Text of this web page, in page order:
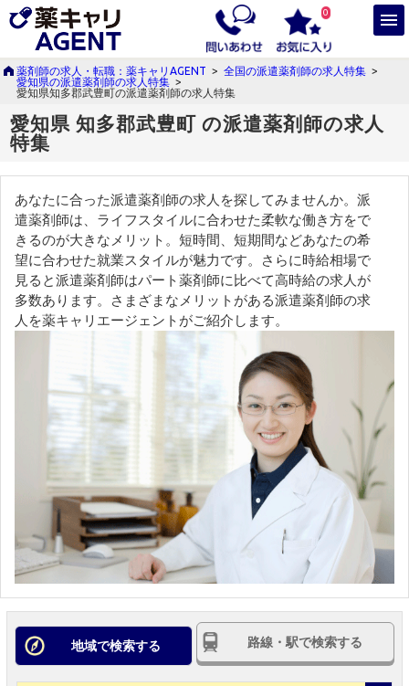
0
薬剤師の求人・転職：薬キャリAGENT > 全国の派遣薬剤師の求人特集 >
愛知県の派遣薬剤師の求人特集 >
愛知県知多郡武豊町の派遣薬剤師の求人特集
愛知県 知多郡武豊町 の派遣薬剤師の求人
特集
あなたに合った派遣薬剤師の求人を探してみませんか。派
遣薬剤師は、ライフスタイルに合わせた柔軟な働き方をで
きるのが大きなメリット。短時間、短期間などあなたの希
望に合わせた就業スタイルが魅力です。さらに時給相場で
見ると派遣薬剤師はパート薬剤師に比べて高時給の求人が
多数あります。さまざまなメリットがある派遣薬剤師の求
人を薬キャリエージェントがご紹介します。
地域で検索する 路線・駅で検索する